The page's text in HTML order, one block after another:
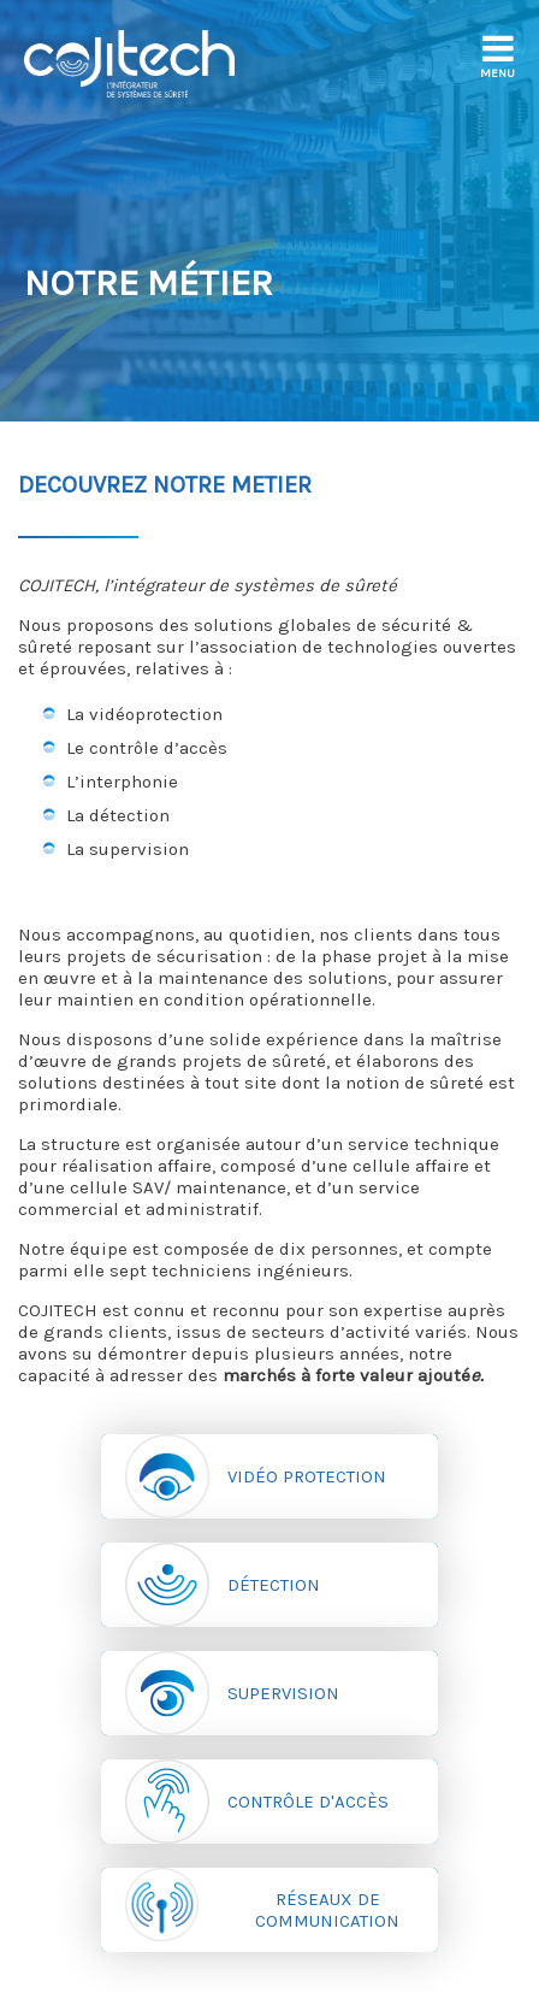
MENU
NOTRE MÉTIER
DECOUVREZ NOTRE METIER
COJITECH, l’intégrateur de systèmes de sûreté
Nous proposons des solutions globales de sécurité &
sûreté reposant sur l’association de technologies ouvertes
et éprouvées, relatives à :
La vidéoprotection
Le contrôle d’accès
L’interphonie
La détection
La supervision
Nous accompagnons, au quotidien, nos clients dans tous
leurs projets de sécurisation : de la phase projet à la mise
en œuvre et à la maintenance des solutions, pour assurer
leur maintien en condition opérationnelle.
Nous disposons d’une solide expérience dans la maîtrise
d’œuvre de grands projets de sûreté, et élaborons des
solutions destinées à tout site dont la notion de sûreté est
primordiale.
La structure est organisée autour d’un service technique
pour réalisation affaire, composé d’une cellule affaire et
d’une cellule SAV/ maintenance, et d’un service
commercial et administratif.
Notre équipe est composée de dix personnes, et compte
parmi elle sept techniciens ingénieurs.
COJITECH est connu et reconnu pour son expertise auprès
de grands clients, issus de secteurs d’activité variés. Nous
avons su démontrer depuis plusieurs années, notre
capacité à adresser des marchés à forte valeur ajoutée.
VIDÉO PROTECTION
DÉTECTION
SUPERVISION
CONTRÔLE D'ACCÈS
RÉSEAUX DE
COMMUNICATION